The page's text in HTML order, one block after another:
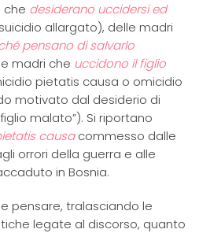
che desiderano uccidersi ed
allargato), delle madri
pensano di salvarlo
madri che uccidono il figlio
pietatis causa o omicidio
motivato dal desiderio di
malato”). Si riportano
causacommesso dalle
orrori della guerra e alle
in Bosnia.
pensare, tralasciando le
legate al discorso, quanto